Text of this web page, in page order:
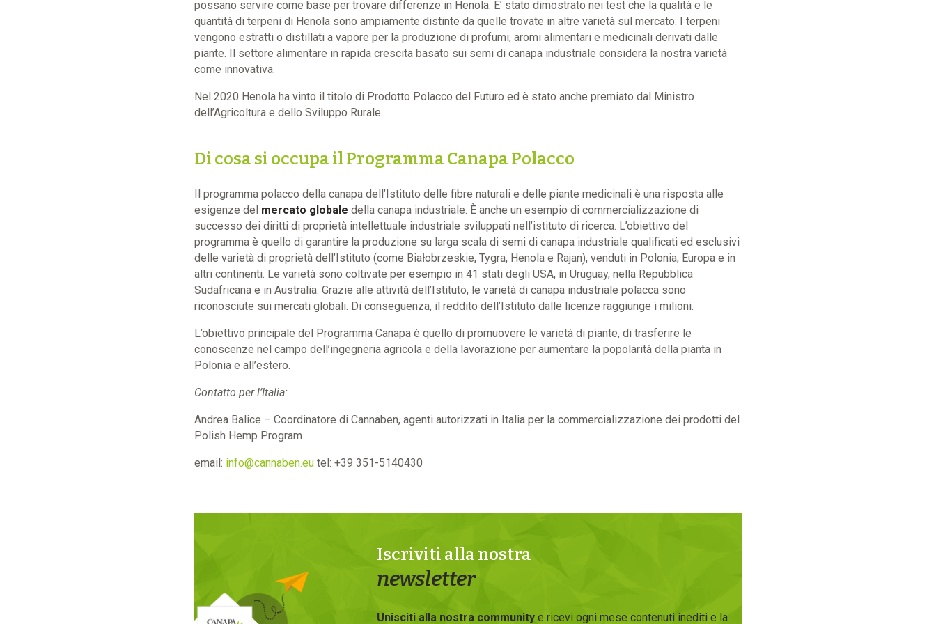
possano servire come base per trovare differenze in Henola. E’ stato dimostrato nei test che la qualità e le
quantità di terpeni di Henola sono ampiamente distinte da quelle trovate in altre varietà sul mercato. I terpeni
vengono estratti o distillati a vapore per la produzione di profumi, aromi alimentari e medicinali derivati dalle
piante. Il settore alimentare in rapida crescita basato sui semi di canapa industriale considera la nostra varietà
come innovativa.
Nel 2020 Henola ha vinto il titolo di Prodotto Polacco del Futuro ed è stato anche premiato dal Ministro
dell’Agricoltura e dello Sviluppo Rurale.
Di cosa si occupa il Programma Canapa Polacco
Il programma polacco della canapa dell’Istituto delle fibre naturali e delle piante medicinali è una risposta alle
esigenze del mercato globale della canapa industriale. È anche un esempio di commercializzazione di
successo dei diritti di proprietà intellettuale industriale sviluppati nell’istituto di ricerca. L’obiettivo del
programma è quello di garantire la produzione su larga scala di semi di canapa industriale qualificati ed esclusivi
delle varietà di proprietà dell’Istituto (come Białobrzeskie, Tygra, Henola e Rajan), venduti in Polonia, Europa e in
altri continenti. Le varietà sono coltivate per esempio in 41 stati degli USA, in Uruguay, nella Repubblica
Sudafricana e in Australia. Grazie alle attività dell’Istituto, le varietà di canapa industriale polacca sono
riconosciute sui mercati globali. Di conseguenza, il reddito dell’Istituto dalle licenze raggiunge i milioni.
L’obiettivo principale del Programma Canapa è quello di promuovere le varietà di piante, di trasferire le
conoscenze nel campo dell’ingegneria agricola e della lavorazione per aumentare la popolarità della pianta in
Polonia e all’estero.
Contatto per l’Italia:
Andrea Balice – Coordinatore di Cannaben, agenti autorizzati in Italia per la commercializzazione dei prodotti del
Polish Hemp Program
email: info@cannaben.eutel: +39 351-5140430
Iscriviti alla nostra
newsletter
Unisciti alla nostra communitye ricevi ogni mese contenuti inediti e la